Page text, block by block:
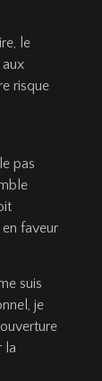
le
risque
pas
faveur
suis
je
la